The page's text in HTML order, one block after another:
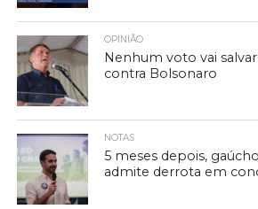
OPINIÃO
Nenhum voto vai
contra Bolsonaro
NOTAS
5 meses depois,
admite derrota em